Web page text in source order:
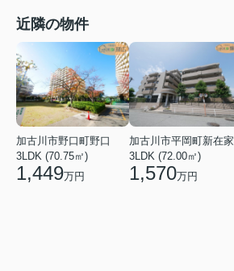
近隣の物件
加古川市野口町野口
3LDK (70.75㎡)
1,449万円
加古川市平岡町新在家
3LDK (72.00㎡)
1,570万円